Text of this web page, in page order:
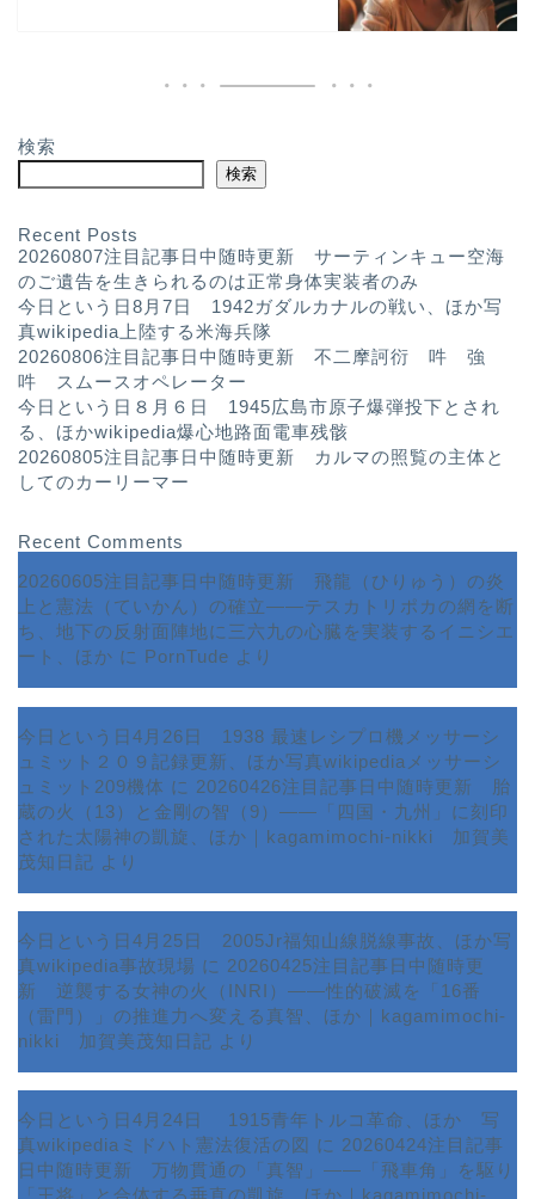
検索
検索
Recent Posts
20260807注目記事日中随時更新 サーティンキュー空海
のご遺告を生きられるのは正常身体実装者のみ
今日という日8月7日 1942ガダルカナルの戦い、ほか写
真wikipedia上陸する米海兵隊
20260806注目記事日中随時更新 不二摩訶衍 吽 強
吽 スムースオペレーター
今日という日８月６日 1945広島市原子爆弾投下とされ
る、ほかwikipedia爆心地路面電車残骸
20260805注目記事日中随時更新 カルマの照覧の主体と
してのカーリーマー
Recent Comments
20260605注目記事日中随時更新 飛龍（ひりゅう）の炎
上と憲法（ていかん）の確立――テスカトリポカの網を断
ち、地下の反射面陣地に三六九の心臓を実装するイニシエ
ート、ほか に PornTude より
今日という日4月26日 1938 最速レシプロ機メッサーシ
ュミット２０９記録更新、ほか写真wikipediaメッサーシ
ュミット209機体 に 20260426注目記事日中随時更新 胎
蔵の火（13）と金剛の智（9）――「四国・九州」に刻印
された太陽神の凱旋、ほか｜kagamimochi-nikki 加賀美
茂知日記 より
今日という日4月25日 2005Jr福知山線脱線事故、ほか写
真wikipedia事故現場 に 20260425注目記事日中随時更
新 逆襲する女神の火（INRI）――性的破滅を「16番
（雷門）」の推進力へ変える真智、ほか｜kagamimochi-
nikki 加賀美茂知日記 より
今日という日4月24日 1915青年トルコ革命、ほか 写
真wikipediaミドハト憲法復活の図 に 20260424注目記事
日中随時更新 万物貫通の「真智」――「飛車角」を駆り
「王将」と合体する垂直の凱旋、ほか｜kagamimochi-
ホーム
サービス